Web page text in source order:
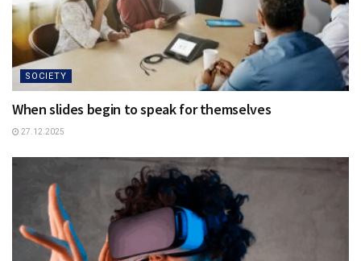
SOCIETY
When slides begin to speak for themselves
27.12.2025